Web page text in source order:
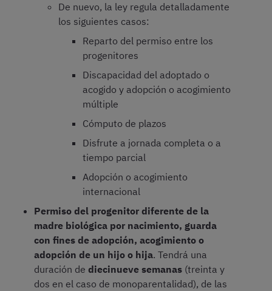
De nuevo, la ley regula detalladamente
los siguientes casos:
Reparto del permiso entre los
progenitores
Discapacidad del adoptado o
acogido y adopción o acogimiento
múltiple
Cómputo de plazos
Disfrute a jornada completa o a
tiempo parcial
Adopción o acogimiento
internacional
Permiso del progenitor diferente de la
madre biológica por nacimiento, guarda
con fines de adopción, acogimiento o
adopción de un hijo o hija. Tendrá una
duración de diecinueve semanas (treinta y
dos en el caso de monoparentalidad), de las